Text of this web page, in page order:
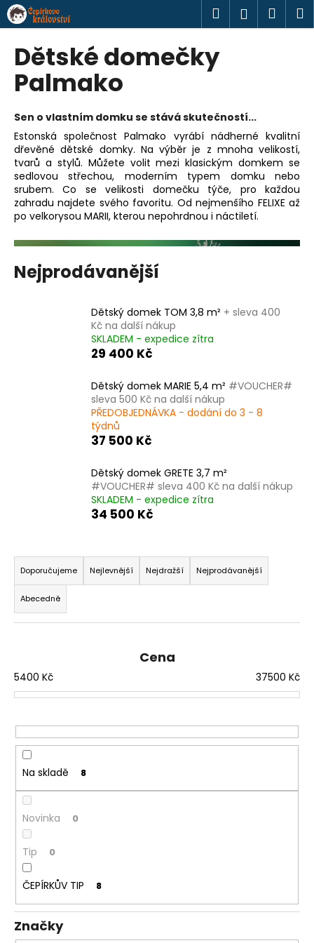
Přejít
na
obsah
Hledat
Dětské domečky
Palmako
Sen o vlastním domku se stává skutečností...
Estonská společnost Palmako vyrábí nádherné kvalitní
dřevěné dětské domky. Na výběr je z mnoha velikostí,
tvarů a stylů. Můžete volit mezi klasickým domkem se
sedlovou střechou, moderním typem domku nebo
srubem. Co se velikosti domečku týče, pro každou
zahradu najdete svého favoritu. Od nejmenšího FELIXE až
po velkorysou MARII, kterou nepohrdnou i náctiletí.
Nejprodávanější
Dětský domek TOM 3,8 m² + sleva 400
Kč na další nákup
SKLADEM - expedice zítra
29 400 Kč
Dětský domek MARIE 5,4 m² #VOUCHER#
sleva 500 Kč na další nákup
PŘEDOBJEDNÁVKA - dodání do 3 - 8
týdnů
37 500 Kč
Dětský domek GRETE 3,7 m²
#VOUCHER# sleva 400 Kč na další nákup
SKLADEM - expedice zítra
34 500 Kč
Ř
a
z
e
n
r
o
u
k
ů
Doporučujeme Nejlevnější Nejdražší Nejprodávanější
Abecedně
Cena
5400 Kč 37500 Kč
Na skladě 8
Novinka 0
Tip 0
ČEPÍRKŮV TIP 8
Značky
K
o
C
o
p
o
t
ř
e
b
u
j
t
HLEDAT
o
p
o
u
e
m
MONTESSORI
DRŽÁK
NA
TUŽKY
72
Kč